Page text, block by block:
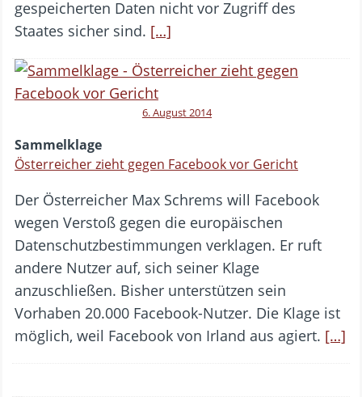
gespeicherten Daten nicht vor Zugriff des
Staates sicher sind. […]
6. August 2014
Sammelklage
Österreicher zieht gegen Facebook vor Gericht
Der Österreicher Max Schrems will Facebook
wegen Verstoß gegen die europäischen
Datenschutzbestimmungen verklagen. Er ruft
andere Nutzer auf, sich seiner Klage
anzuschließen. Bisher unterstützen sein
Vorhaben 20.000 Facebook-Nutzer. Die Klage ist
möglich, weil Facebook von Irland aus agiert. […]